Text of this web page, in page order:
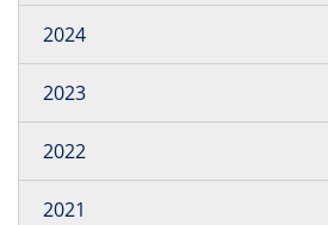
2024
2023
2022
2021